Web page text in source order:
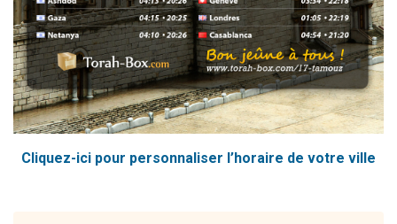
Cliquez-ici pour personnaliser l’horaire de votre ville